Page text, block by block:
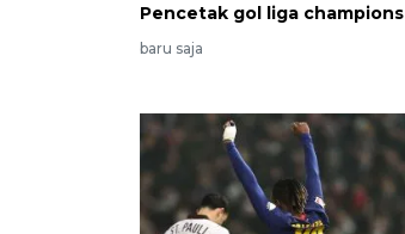
Pencetak gol liga champions
baru saja